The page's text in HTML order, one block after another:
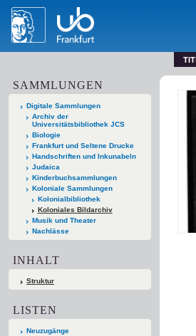
SAMMLUNGEN
Digitale Sammlungen
Archiv der
Universitätsbibliothek JCS
Biologie
Frankfurt und Seltene Drucke
Handschriften und Inkunabeln
Judaica
Kinderbuchsammlungen
Koloniale Sammlungen
Kolonialbibliothek
Koloniales Bildarchiv
Musik und Theater
Nachlässe
INHALT
Struktur
LISTEN
Neuzugänge